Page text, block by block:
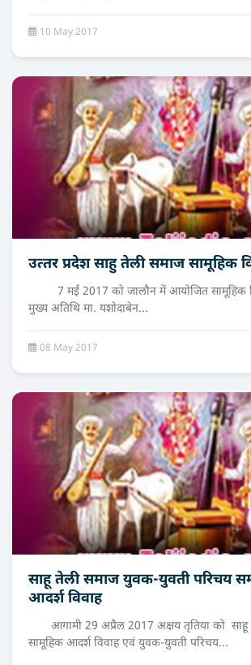
10 May 2017
उत्‍तर प्रदेश साहु तेली समाज सामूहिक
7 मई 2017 काे जालौन में आयाेजित सामूहिक
मुख्य अतिथि मा. यशाेदाबेन...
08 May 2017
साहू तेली समाज युवक-युवती परिचय
आदर्श विवाह
आगामी 29 अप्रैल 2017 अक्षय तृतिया को साहू
सामूहिक आदर्श विवाह एवं युवक-युवती परिचय...